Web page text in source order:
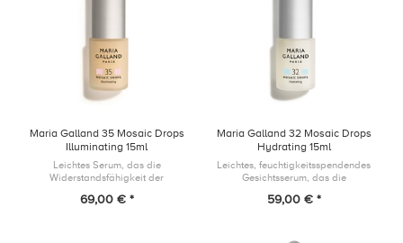
Maria Galland 35 Mosaic Drops
Illuminating 15ml
Leichtes Serum, das die
Widerstandsfähigkeit der
fahlen Teint entgegenwirkt, indem
69,00 € *
Maria Galland 32 Mosaic Drops
Hydrating 15ml
Leichtes, feuchtigkeitsspendendes
Gesichtsserum, das die
Hautbarriere unterstützt und dem
59,00 € *